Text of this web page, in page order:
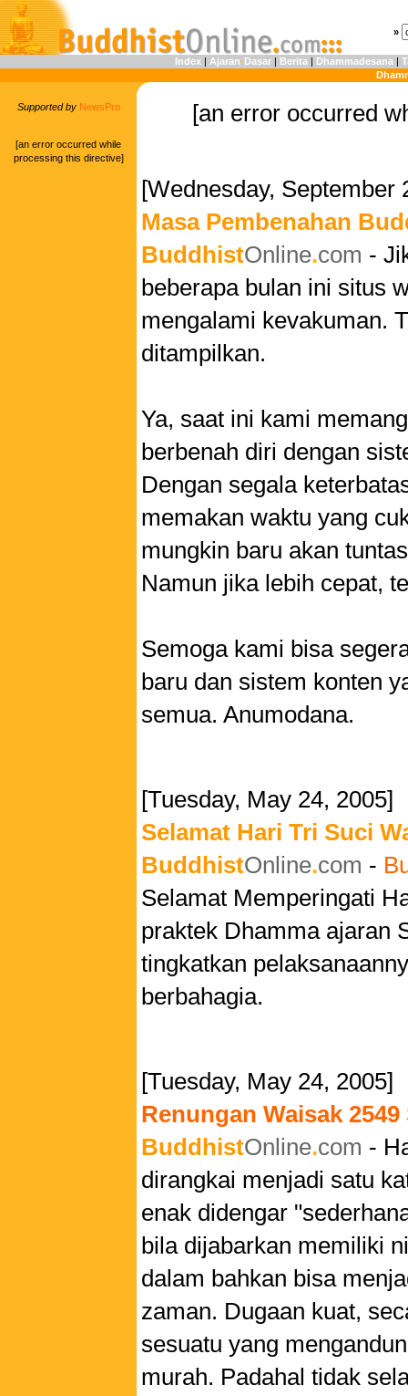
»
Index| Ajaran-Dasar| Berita | Dhammadesana |
Supported by NewsPro
[an error occurred while
processing this directive]
[an error occurred
[Wednesday, September
Masa Pembenahan
BuddhistOnline.com -
beberapa bulan ini situs
mengalami kevakuman.
ditampilkan.
Ya, saat ini kami
berbenah diri dengan
Dengan segala
memakan waktu yang
mungkin baru akan
Namun jika lebih cepat,
Semoga kami bisa
baru dan sistem konten
semua. Anumodana.
[Tuesday, May 24, 2005]
Selamat Hari Tri Suci
BuddhistOnline.com -
Selamat Memperingati
praktek Dhamma ajaran
tingkatkan
berbahagia.
[Tuesday, May 24, 2005]
Renungan Waisak 2549
BuddhistOnline.com -
dirangkai menjadi satu
enak didengar
bila dijabarkan memiliki
dalam bahkan bisa
zaman. Dugaan kuat,
sesuatu yang
murah. Padahal tidak